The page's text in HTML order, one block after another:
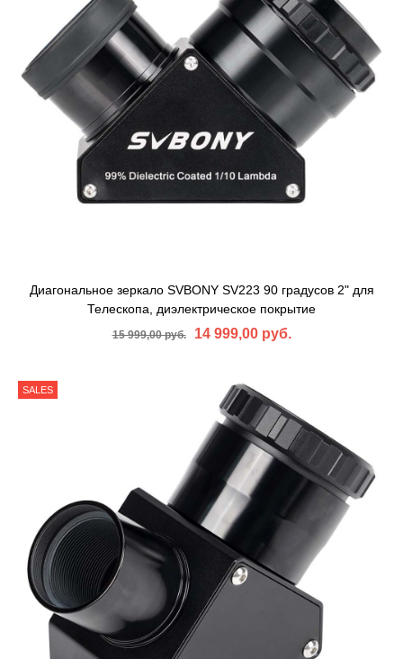
Диагональное зеркало SVBONY SV223 90 градусов 2" для
Телескопа, диэлектрическое покрытие
15 999,00 руб. 14 999,00 руб.
SALES